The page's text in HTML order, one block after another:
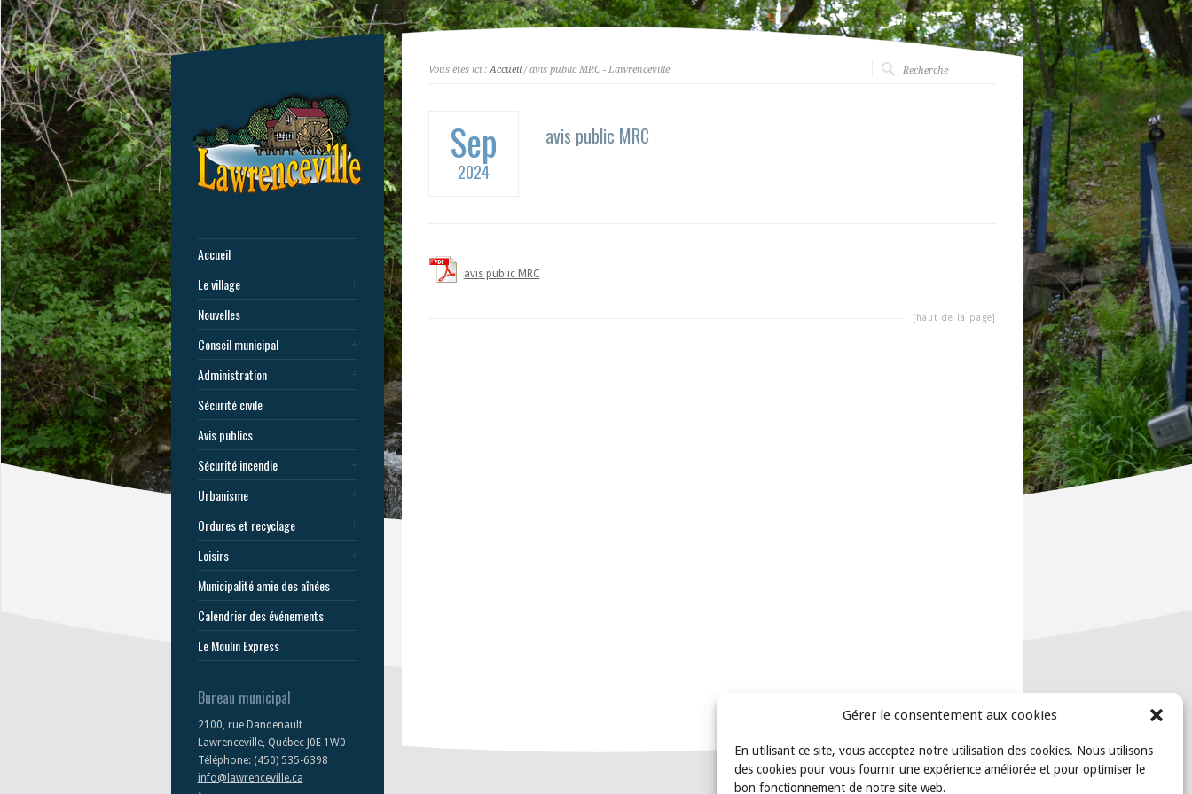
Gérer le consentement aux cookies
En utilisant ce site, vous acceptez notre utilisation des cookies. Nous utilisons
des cookies pour vous fournir une expérience améliorée et pour optimiser le
bon fonctionnement de notre site web.
Accueil
Le village
Nouvelles
Conseil municipal
Administration
Sécurité civile
Avis publics
Sécurité incendie
Urbanisme
Ordures et recyclage
Loisirs
Municipalité amie des aînées
Calendrier des événements
Le Moulin Express
Bureau municipal
2100, rue Dandenault
Lawrenceville, Québec J0E 1W0
Téléphone: (450) 535-6398
info@lawrenceville.ca
Vous êtes ici :Accueil/ avis public MRC - Lawrenceville
Sep
2024
avis public MRC
avis public MRC
[haut de la page]